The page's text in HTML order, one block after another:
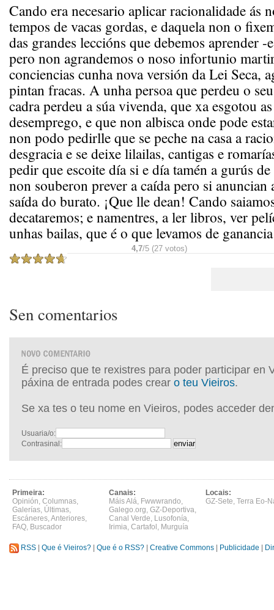
Cando era necesario aplicar racionalidade ás
tempos de vacas gordas, e daquela non o
das grandes leccións que debemos aprender -
pero non agrandemos o noso infortunio
conciencias cunha nova versión da Lei Seca,
pintan fracas. A unha persoa que perdeu o
cadra perdeu a súa vivenda, que xa esgotou
desemprego, e que non albisca onde pode
non podo pedirlle que se peche na casa a
desgracia e se deixe lilailas, cantigas e
pedir que escoite día si e día tamén a gurús
non souberon prever a caída pero si
saída do burato. ¡Que lle dean! Cando
decataremos; e namentres, a ler libros, ver
unhas bailas, que é o que levamos de
4,7/5 (27 votos)
Sen comentarios
É preciso que te rexistres para poder participar en
páxina de entrada podes crear o teu Vieiros.
Se xa tes o teu nome en Vieiros, podes acceder
Usuaria/o:
Contrasinal:
Primeira:
Opinión, Columnas,
Galerías, Últimas,
Escáneres,Anteriores,
FAQ, Buscador
Canais:
Máis Alá, Fwwwrando,
Galego.org, GZ-Deportiva,
Canal Verde, Lusofonía,
Irimia, Cartafol , Murguía
Locais:
GZ-Sete, Terra Eo-
RSS Que é Vieiros? Que é o RSS? Creative Commons Publicidade